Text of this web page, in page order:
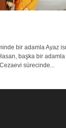
bir adamla Ayaz
başka bir
sürecinde...